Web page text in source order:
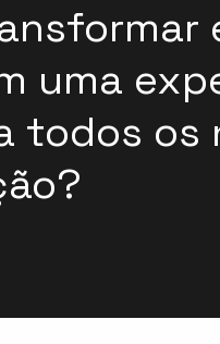
uma
todos os